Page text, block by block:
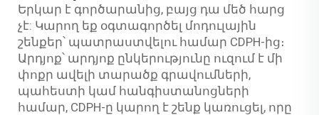
Երկար է գործարանից, բայց դա մեծ հարց
չէ: Կարող եք օգտագործել մոդուլային
շենքեր՝ պատրաստվելու համար CDPH-ից։
Արդյոք՝ արդյոք ընկերությունը ուզում է մի
փոքր ավելի տարածք գրավումների,
պահեստի կամ հանգիստանոցների
համար, CDPH-ը կարող է շենք կառուցել, որը